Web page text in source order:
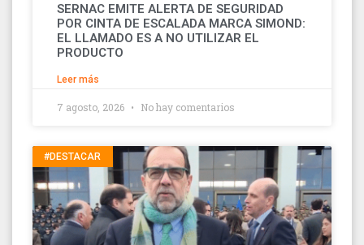
SERNAC EMITE ALERTA DE SEGURIDAD
POR CINTA DE ESCALADA MARCA SIMOND:
EL LLAMADO ES A NO UTILIZAR EL
PRODUCTO
Leer más
7 agosto, 2026 No hay comentarios
#DESTACAR